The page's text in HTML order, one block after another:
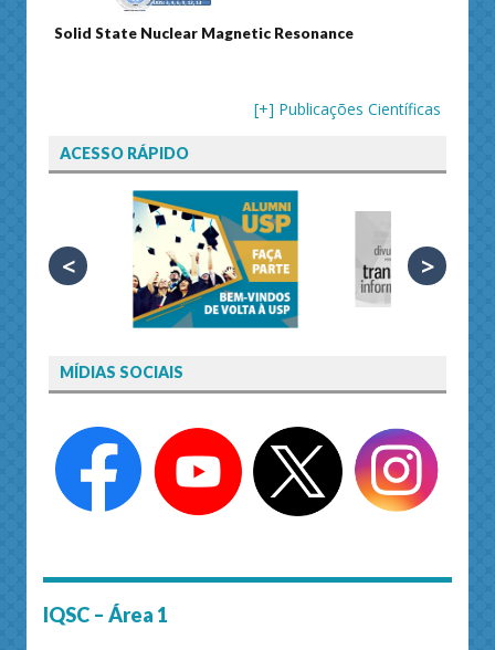
Journal of Separation Science
[+] Publicações Científicas
ACESSO RÁPIDO
< >
MÍDIAS SOCIAIS
IQSC – Área 1